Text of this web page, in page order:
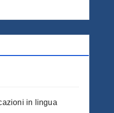
in lingua